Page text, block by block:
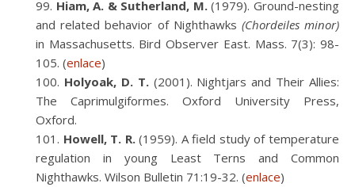
Hiam, A. & Sutherland, M.(1979). Ground-nesting
and related behavior of Nighthawks (Chordeiles minor)
in Massachusetts. Bird Observer East. Mass. 7(3): 98-
105. (enlace)
Holyoak, D. T.(2001). Nightjars and Their Allies:
The Caprimulgiformes. Oxford University Press,
Oxford.
Howell, T. R.(1959). A field study of temperature
regulation in young Least Terns and Common
Nighthawks. Wilson Bulletin 71:19-32. (enlace)